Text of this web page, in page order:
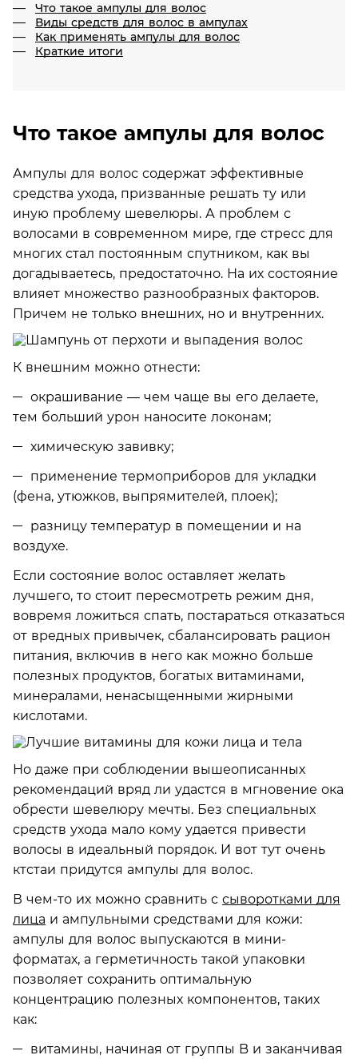
Что такое ампулы для волос
Виды средств для волос в ампулах
Как применять ампулы для волос
Краткие итоги
Что такое ампулы для волос
Ампулы для волос содержат эффективные
средства ухода, призванные решать ту или
иную проблему шевелюры. А проблем с
волосами в современном мире, где стресс для
многих стал постоянным спутником, как вы
догадываетесь, предостаточно. На их состояние
влияет множество разнообразных факторов.
Причем не только внешних, но и внутренних.
К внешним можно отнести:
окрашивание — чем чаще вы его делаете,
тем больший урон наносите локонам;
химическую завивку;
применение термоприборов для укладки
(фена, утюжков, выпрямителей, плоек);
разницу температур в помещении и на
воздухе.
Если состояние волос оставляет желать
лучшего, то стоит пересмотреть режим дня,
вовремя ложиться спать, постараться отказаться
от вредных привычек, сбалансировать рацион
питания, включив в него как можно больше
полезных продуктов, богатых витаминами,
минералами, ненасыщенными жирными
кислотами.
Но даже при соблюдении вышеописанных
рекомендаций вряд ли удастся в мгновение ока
обрести шевелюру мечты. Без специальных
средств ухода мало кому удается привести
волосы в идеальный порядок. И вот тут очень
ктстаи придутся ампулы для волос.
В чем-то их можно сравнить с сыворотками для
лица и ампульными средствами для кожи:
ампулы для волос выпускаются в мини-
форматах, а герметичность такой упаковки
позволяет сохранить оптимальную
концентрацию полезных компонентов, таких
как:
витамины, начиная от группы B и заканчивая